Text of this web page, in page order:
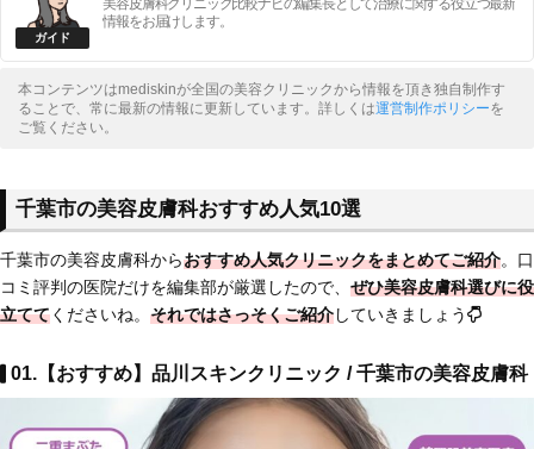
美容皮膚科クリニック比較ナビの編集長として治療に関する役立つ最新
情報をお届けします。
本コンテンツはmediskinが全国の美容クリニックから情報を頂き独自制作す
ることで、常に最新の情報に更新しています。詳しくは運営制作ポリシーを
ご覧ください。
千葉市の美容皮膚科おすすめ人気10選
千葉市の美容皮膚科からおすすめ人気クリニックをまとめてご紹介。口
コミ評判の医院だけを編集部が厳選したので、 ぜひ美容皮膚科選びに役
立ててくださいね。 それではさっそくご紹介していきましょう
01.【おすすめ】品川スキンクリニック / 千葉市の美容皮膚科